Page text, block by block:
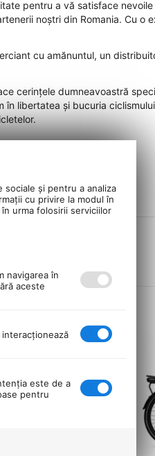
pentru a vă satisface
noștri din Romania. Cu o
cu amănuntul, un
cerințele dumneavoastră
în libertatea și bucuria
și pentru a analiza
cu privire la modul în
urma folosirii serviciilor
navigarea în
aceste
este de a
pentru